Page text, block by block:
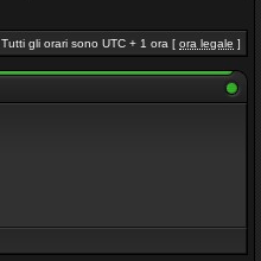
Tutti gli orari sono UTC + 1 ora [ ora legale ]